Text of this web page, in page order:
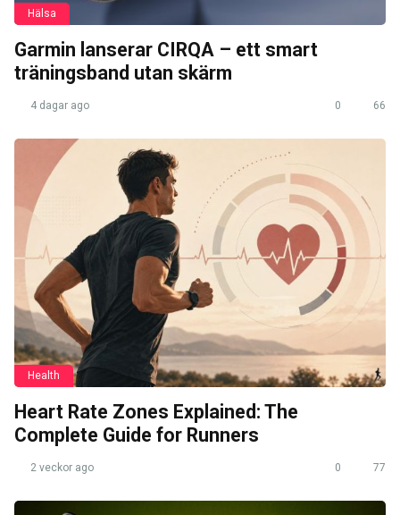
Hälsa
Garmin lanserar CIRQA – ett smart
träningsband utan skärm
4 dagar ago 0 66
Health
Heart Rate Zones Explained: The
Complete Guide for Runners
2 veckor ago 0 77